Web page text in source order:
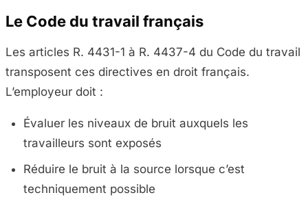
Le Code du travail français
Les articles R. 4431-1 à R. 4437-4 du Code du travail
transposent ces directives en droit français.
L’employeur doit :
Évaluer les niveaux de bruit auxquels les
travailleurs sont exposés
Réduire le bruit à la source lorsque c’est
techniquement possible